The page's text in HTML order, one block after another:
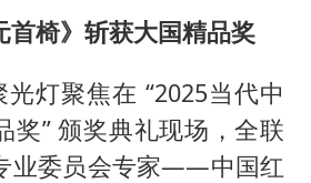
酒店回应车内过夜被收150元
乐享全民健身 共筑健康中国
首椅》斩获大国精品奖
灯聚焦在 “2025当代中
奖” 颁奖典礼现场，全联
业委员会专家——中国红